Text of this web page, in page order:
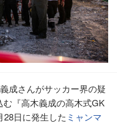
成さんがサッカー界の疑
『高木義成の高木式GK
日に発生した ミャンマ